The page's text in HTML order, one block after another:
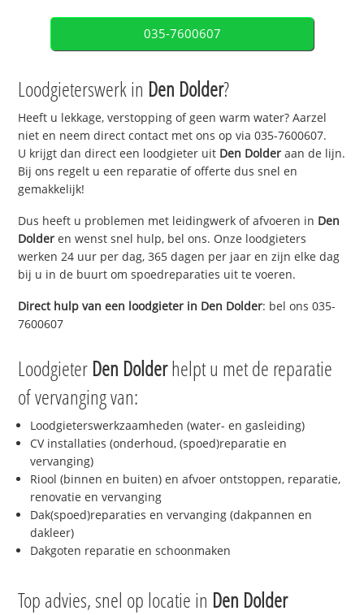
035-7600607
Loodgieterswerk in Den Dolder?
Heeft u lekkage, verstopping of geen warm water? Aarzel
niet en neem direct contact met ons op via 035-7600607.
U krijgt dan direct een loodgieter uit Den Dolder aan de lijn.
Bij ons regelt u een reparatie of offerte dus snel en
gemakkelijk!
Dus heeft u problemen met leidingwerk of afvoeren in Den
Dolder en wenst snel hulp, bel ons. Onze loodgieters
werken 24 uur per dag, 365 dagen per jaar en zijn elke dag
bij u in de buurt om spoedreparaties uit te voeren.
Direct hulp van een loodgieter in Den Dolder: bel ons 035-
7600607
Loodgieter Den Dolderhelpt u met de reparatie
of vervanging van:
Loodgieterswerkzaamheden (water- en gasleiding)
CV installaties (onderhoud, (spoed)reparatie en
vervanging)
Riool (binnen en buiten) en afvoer ontstoppen, reparatie,
renovatie en vervanging
Dak(spoed)reparaties en vervanging (dakpannen en
dakleer)
Dakgoten reparatie en schoonmaken
Top advies, snel op locatie in Den Dolder